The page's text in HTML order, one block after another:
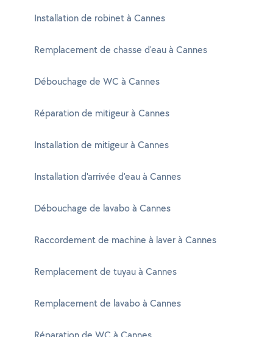
Installation de robinet à Cannes
Remplacement de chasse d'eau à Cannes
Débouchage de WC à Cannes
Réparation de mitigeur à Cannes
Installation de mitigeur à Cannes
Installation d'arrivée d'eau à Cannes
Débouchage de lavabo à Cannes
Raccordement de machine à laver à Cannes
Remplacement de tuyau à Cannes
Remplacement de lavabo à Cannes